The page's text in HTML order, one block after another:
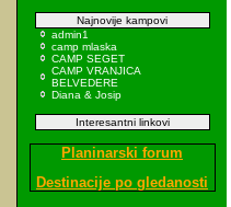
Najnovije kampovi
admin1
camp mlaska
CAMP SEGET
CAMP VRANJICA
BELVEDERE
Diana & Josip
Interesantni linkovi
Planinarski forum
Destinacije po gledanosti